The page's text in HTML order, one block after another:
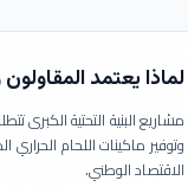
لماذا يعتمد
مشاريع البنية التحتية الكبرى
وتوفير ماكينات اللحام
الاقتصاد الوطني.